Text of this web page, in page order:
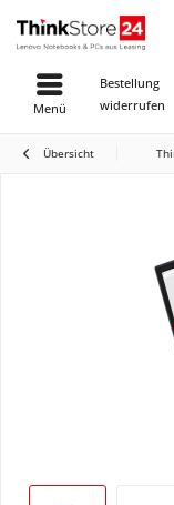
Bestellung
widerrufen
Menü
Übersicht